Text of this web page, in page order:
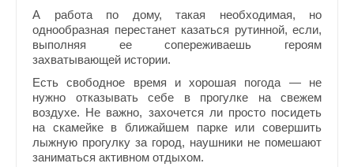
А работа по дому, такая необходимая, но
однообразная перестанет казаться рутинной, если,
выполняя ее сопереживаешь героям
захватывающей истории.
Есть свободное время и хорошая погода — не
нужно отказывать себе в прогулке на свежем
воздухе. Не важно, захочется ли просто посидеть
на скамейке в ближайшем парке или совершить
лыжную прогулку за город, наушники не помешают
заниматься активном отдыхом.